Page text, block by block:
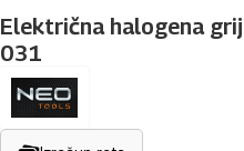
Električna halogena
031